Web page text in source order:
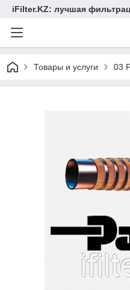
iFilter.KZ: лучшая
Товары и услуги 03